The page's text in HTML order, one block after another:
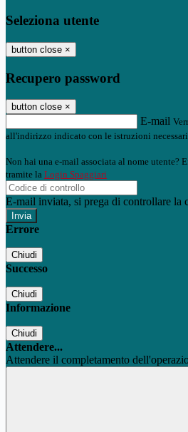
Seleziona utente
button close ×
Recupero password
button close ×
E-mail
all'indirizzo indicato con le istruzioni
Non hai una e-mail associata al nome utente?
tramite la Login Spaggiari
E-mail inviata, si prega di controllare la
Errore
Chiudi
Successo
Chiudi
Informazione
Chiudi
Attendere...
Attendere il completamento